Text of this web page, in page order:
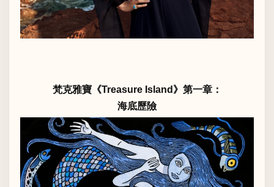
梵克雅寶《Treasure Island》第一章：
海底歷險